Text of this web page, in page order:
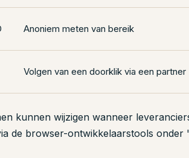
Anoniem meten van bereik
Volgen van een doorklik via een partner
kunnen wijzigen wanneer
de browser-ontwikkelaarstools